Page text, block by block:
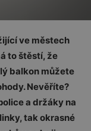
ve městech
to štěstí, že
balkon můžete
Nevěříte?
a držáky na
tak okrasné